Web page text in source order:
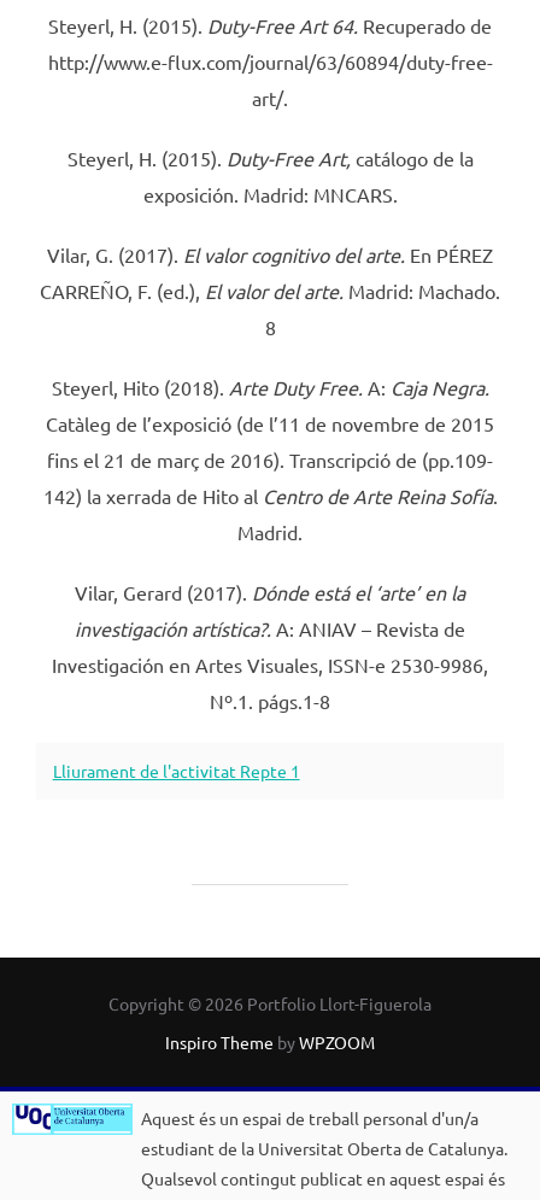
Steyerl, H. (2015). Duty-Free Art 64. Recuperado de
http://www.e-flux.com/journal/63/60894/duty-free-
art/.
Steyerl, H. (2015). Duty-Free Art,catálogo de la
exposición. Madrid: MNCARS.
Vilar, G. (2017). El valor cognitivo del arte. En PÉREZ
CARREÑO, F. (ed.), El valor del arte. Madrid: Machado.
8
Steyerl, Hito (2018). Arte Duty Free. A: Caja Negra.
Catàleg de l’exposició (de l’11 de novembre de 2015
fins el 21 de març de 2016). Transcripció de (pp.109-
142) la xerrada de Hito al Centro de Arte Reina Sofía.
Madrid.
Vilar, Gerard (2017). Dónde está el ‘arte’ en la
investigación artística?. A: ANIAV – Revista de
Investigación en Artes Visuales, ISSN-e 2530-9986,
Nº.1. págs.1-8
Lliurament de l'activitat Repte 1
Copyright © 2026 Portfolio Llort-Figuerola
Inspiro Theme byWPZOOM
Aquest és un espai de treball personal d'un/a
estudiant de la Universitat Oberta de Catalunya.
Qualsevol contingut publicat en aquest espai és